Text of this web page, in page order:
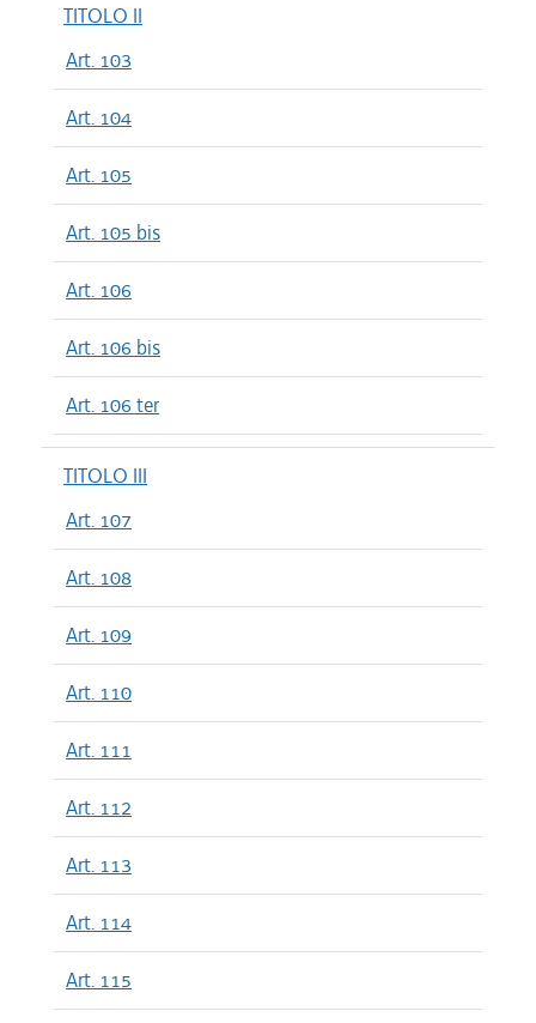
TITOLO II
Art. 103
Art. 104
Art. 105
Art. 105 bis
Art. 106
Art. 106 bis
Art. 106 ter
TITOLO III
Art. 107
Art. 108
Art. 109
Art. 110
Art. 111
Art. 112
Art. 113
Art. 114
Art. 115